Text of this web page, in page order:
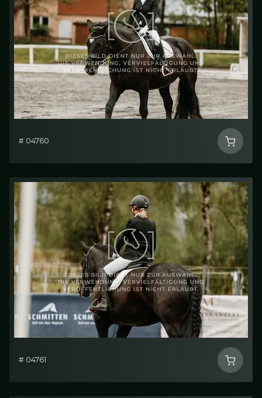
# 04760
# 04761